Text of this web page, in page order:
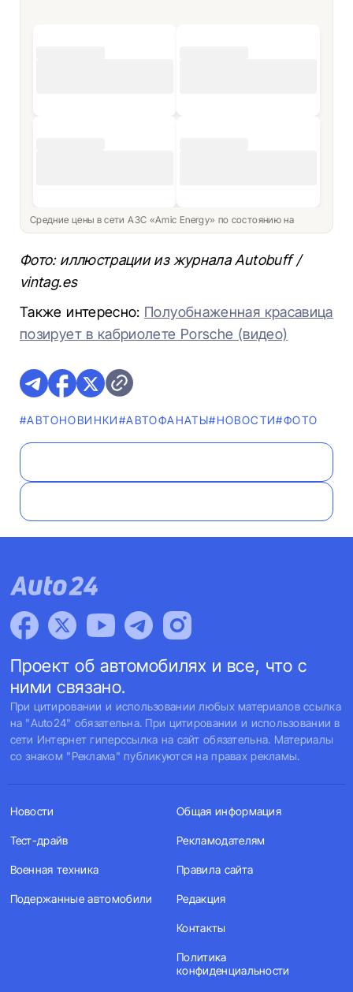
Средние цены в сети АЗС «Amic Energy» по состоянию на
Фото: иллюстрации из журнала Autobuff /
vintag.es
Также интересно: Полуобнаженная красавица
позирует в кабриолете Porsche (видео)
#AВТОНОВИНКИ#AВТОФАНАТЫ#НОВОСТИ#ФОТО
Проект об автомобилях и все, что с
ними связано.
При цитировании и использовании любых материалов ссылка
на "Auto24" обязательна. При цитировании и использовании в
сети Интернет гиперссылка на сайт обязательна. Материалы
со знаком "Реклама" публикуются на правах рекламы.
Новости
Тест-драйв
Военная техника
Подержанные автомобили
Общая информация
Рекламодателям
Правила сайта
Редакция
Контакты
Политика
конфиденциальности